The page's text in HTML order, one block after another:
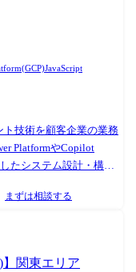
得られにくい環境でし
規模縮小・閉鎖から、
キルを変え、真に必要
必要な武器になる、と
い、競争力を醸成し、
れを提供・実現し、シ
を創っていきます。
:要件定義からリリース
JavaScript
技術を顧客企業の業務
PlatformやCopilot
たシステム設計・構
、Power Automate、
・可視化を支えるアプ
デルや社内データと連
まずは相談する
】関東エリア